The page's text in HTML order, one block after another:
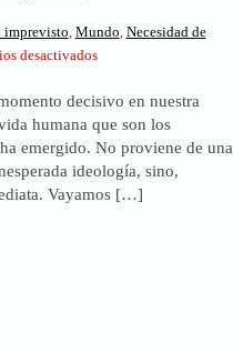
imprevisto Mundo Necesidad de
desactivadosen
El
gran
giro
que
nadie
decisivo en nuestra
humana que son los
emergido. No proviene de una
ideología, sino,
Vayamos […]